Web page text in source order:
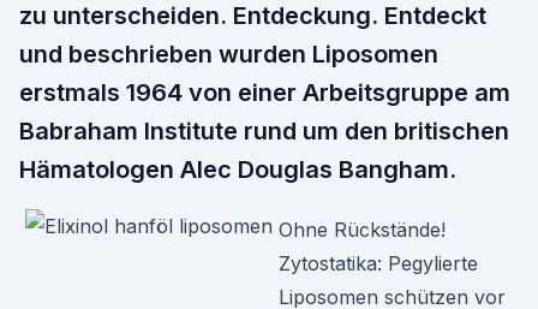
zu unterscheiden. Entdeckung. Entdeckt
und beschrieben wurden Liposomen
erstmals 1964 von einer Arbeitsgruppe am
Babraham Institute rund um den britischen
Hämatologen Alec Douglas Bangham.
Ohne Rückstände!
Zytostatika: Pegylierte
Liposomen schützen vor